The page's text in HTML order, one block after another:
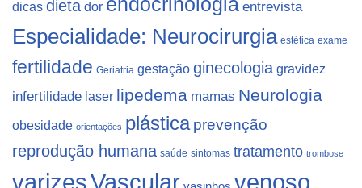
dicas dieta dor endocrinologia entrevista
Especialidade: Neurocirurgia estética exame
fertilidade Geriatria gestação ginecologia gravidez
infertilidade laser lipedema mamas Neurologia
obesidade orientações plástica prevenção
reprodução humana saúde sintomas tratamento trombose
varizesVascular venoso